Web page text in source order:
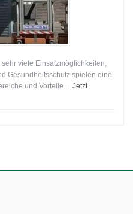
viele Einsatzmöglichkeiten,
Gesundheitsschutz spielen eine
und Vorteile … Jetzt